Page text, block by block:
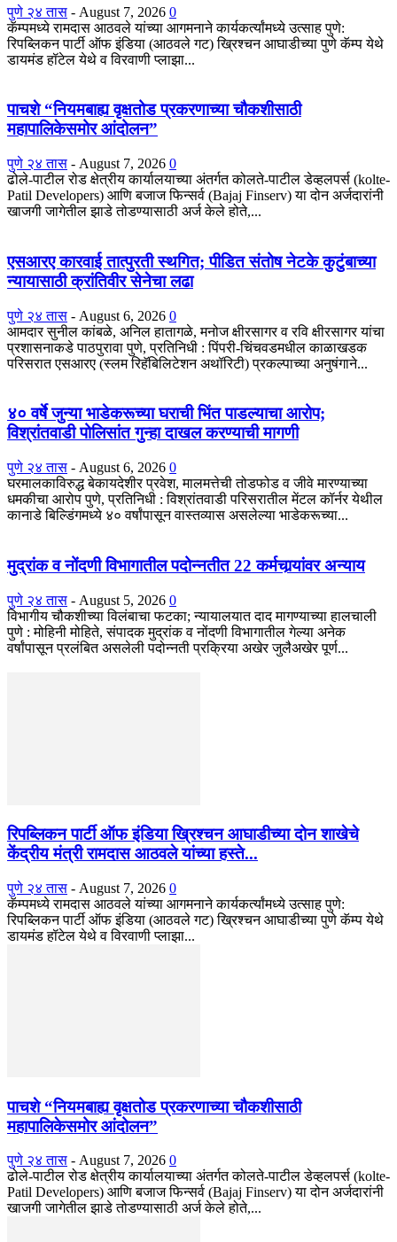
पुणे २४ तास - August 7, 2026 0
कॅम्पमध्ये रामदास आठवले यांच्या आगमनाने कार्यकर्त्यांमध्ये उत्साह पुणे:
रिपब्लिकन पार्टी ऑफ इंडिया (आठवले गट) ख्रिश्चन आघाडीच्या पुणे कॅम्प येथे
डायमंड हॉटेल येथे व विरवाणी प्लाझा...
पाचशे “नियमबाह्य वृक्षतोड प्रकरणाच्या चौकशीसाठी
महापालिकेसमोर आंदोलन”
पुणे २४ तास - August 7, 2026 0
ढोले-पाटील रोड क्षेत्रीय कार्यालयाच्या अंतर्गत कोलते-पाटील डेव्हलपर्स (kolte-
Patil Developers) आणि बजाज फिन्सर्व (Bajaj Finserv) या दोन अर्जदारांनी
खाजगी जागेतील झाडे तोडण्यासाठी अर्ज केले होते,...
एसआरए कारवाई तात्पुरती स्थगित; पीडित संतोष नेटके कुटुंबाच्या
न्यायासाठी क्रांतिवीर सेनेचा लढा
पुणे २४ तास - August 6, 2026 0
आमदार सुनील कांबळे, अनिल हातागळे, मनोज क्षीरसागर व रवि क्षीरसागर यांचा
प्रशासनाकडे पाठपुरावा पुणे, प्रतिनिधी : पिंपरी-चिंचवडमधील काळाखडक
परिसरात एसआरए (स्लम रिहॅबिलिटेशन अथॉरिटी) प्रकल्पाच्या अनुषंगाने...
४० वर्षे जुन्या भाडेकरूच्या घराची भिंत पाडल्याचा आरोप;
विश्रांतवाडी पोलिसांत गुन्हा दाखल करण्याची मागणी
पुणे २४ तास - August 6, 2026 0
घरमालकाविरुद्ध बेकायदेशीर प्रवेश, मालमत्तेची तोडफोड व जीवे मारण्याच्या
धमकीचा आरोप पुणे, प्रतिनिधी : विश्रांतवाडी परिसरातील मेंटल कॉर्नर येथील
कानाडे बिल्डिंगमध्ये ४० वर्षांपासून वास्तव्यास असलेल्या भाडेकरूच्या...
मुद्रांक व नोंदणी विभागातील पदोन्नतीत 22 कर्मचार्‍यांवर अन्याय
पुणे २४ तास - August 5, 2026 0
विभागीय चौकशीच्या विलंबाचा फटका; न्यायालयात दाद मागण्याच्या हालचाली
पुणे : मोहिनी मोहिते, संपादक मुद्रांक व नोंदणी विभागातील गेल्या अनेक
वर्षांपासून प्रलंबित असलेली पदोन्नती प्रक्रिया अखेर जुलैअखेर पूर्ण...
रिपब्लिकन पार्टी ऑफ इंडिया ख्रिश्चन आघाडीच्या दोन शाखेचे
केंद्रीय मंत्री रामदास आठवले यांच्या हस्ते...
पुणे २४ तास - August 7, 2026 0
कॅम्पमध्ये रामदास आठवले यांच्या आगमनाने कार्यकर्त्यांमध्ये उत्साह पुणे:
रिपब्लिकन पार्टी ऑफ इंडिया (आठवले गट) ख्रिश्चन आघाडीच्या पुणे कॅम्प येथे
डायमंड हॉटेल येथे व विरवाणी प्लाझा...
पाचशे “नियमबाह्य वृक्षतोड प्रकरणाच्या चौकशीसाठी
महापालिकेसमोर आंदोलन”
पुणे २४ तास - August 7, 2026 0
ढोले-पाटील रोड क्षेत्रीय कार्यालयाच्या अंतर्गत कोलते-पाटील डेव्हलपर्स (kolte-
Patil Developers) आणि बजाज फिन्सर्व (Bajaj Finserv) या दोन अर्जदारांनी
खाजगी जागेतील झाडे तोडण्यासाठी अर्ज केले होते,...